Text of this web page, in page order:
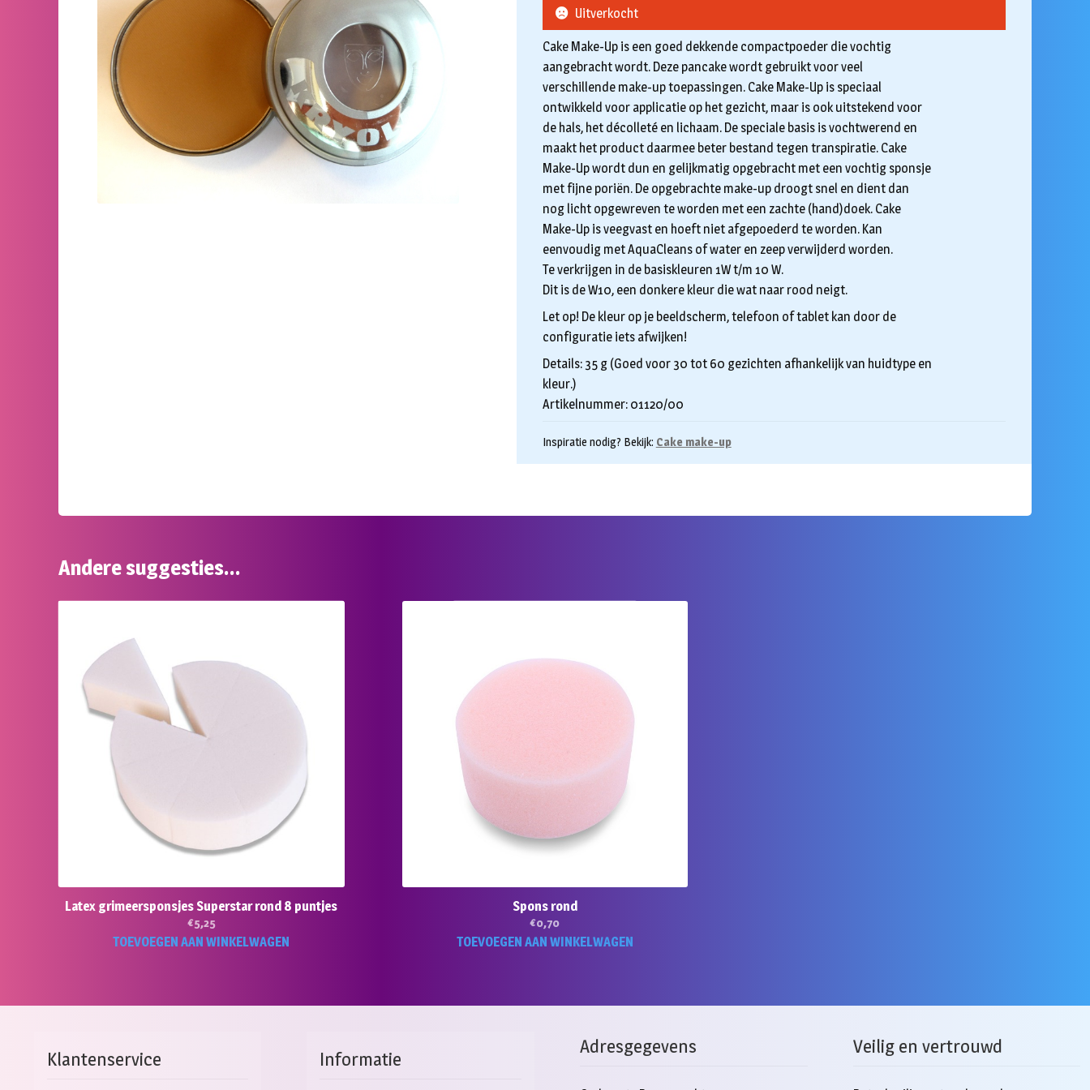
Cake Make-Up is een goed dekkende compactpoeder die vochtig
aangebracht wordt. Deze pancake wordt gebruikt voor veel
verschillende make-up toepassingen. Cake Make-Up is speciaal
ontwikkeld voor applicatie op het gezicht, maar is ook uitstekend voor
de hals, het décolleté en lichaam. De speciale basis is vochtwerend en
maakt het product daarmee beter bestand tegen transpiratie. Cake
Make-Up wordt dun en gelijkmatig opgebracht met een vochtig sponsje
met fijne poriën. De opgebrachte make-up droogt snel en dient dan
nog licht opgewreven te worden met een zachte (hand)doek. Cake
Make-Up is veegvast en hoeft niet afgepoederd te worden. Kan
eenvoudig met AquaCleans of water en zeep verwijderd worden.
Te verkrijgen in de basiskleuren 1W t/m 10 W.
Dit is de W10, een donkere kleur die wat naar rood neigt.
Let op! De kleur op je beeldscherm, telefoon of tablet kan door de
configuratie iets afwijken!
Details: 35 g (Goed voor 30 tot 60 gezichten afhankelijk van huidtype en
kleur.)
Artikelnummer: 01120/00
Inspiratie nodig? Bekijk: Cake make-up
Uitverkocht
Andere suggesties…
Latex grimeersponsjes Superstar rond 8 puntjes
€5,25
TOEVOEGEN AAN WINKELWAGEN
Spons rond
€0,70
TOEVOEGEN AAN WINKELWAGEN
Klantenservice Informatie
Adresgegevens Veilig en vertrouwd